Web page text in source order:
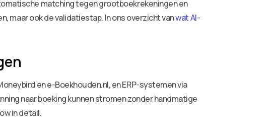
matching tegen grootboekrekeningen en
maar ook de validatiestap. In ons overzicht vanwat AI-
en e-Boekhouden.nl, en ERP-systemen via
naar boeking kunnen stromen zonder handmatige
in detail.